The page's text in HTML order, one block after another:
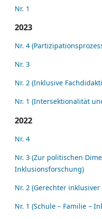
Nr. 1
2023
Nr. 4
Nr. 3
Nr. 2 (Inklusive
Nr. 1 (Intersektionalität
2022
Nr. 4
Nr. 3 (Zur politischen
Inklusionsforschung)
Nr. 2 (Gerechter
Nr. 1 (Schule – Familie –